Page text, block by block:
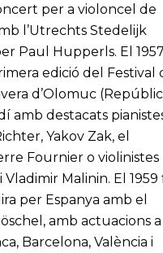
per a violoncel de
l’Utrechts Stedelijk
Paul Hupperls. El 1957
edició del Festival
d’Olomuc
amb destacats
Yakov Zak, el
Fournier o violinistes
Malinin. El 1959
per Espanya amb el
amb actuacions a
Barcelona, València i